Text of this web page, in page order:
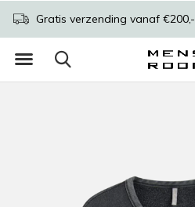
Gratis verzending vanaf €200,-